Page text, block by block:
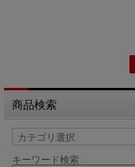
商品検索
キーワード検索